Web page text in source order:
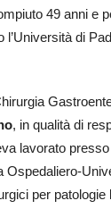
49 anni e
l’Università di
, in qualità di
lavorato
Ospedaliero-
per